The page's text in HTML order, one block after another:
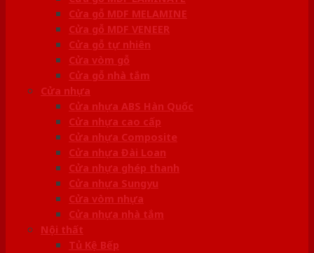
Cửa gỗ MDF MELAMINE
Cửa gỗ MDF VENEER
Cửa gỗ tự nhiên
Cửa vòm gỗ
Cửa gỗ nhà tắm
Cửa nhựa
Cửa nhựa ABS Hàn Quốc
Cửa nhựa cao cấp
Cửa nhựa Composite
Cửa nhựa Đài Loan
Cửa nhựa ghép thanh
Cửa nhựa Sungyu
Cửa vòm nhựa
Cửa nhựa nhà tắm
Nội thất
Tủ Kệ Bếp